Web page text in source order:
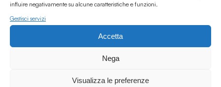
influire negativamente su alcune caratteristiche e funzioni.
Gestisci servizi
Accetta
Nega
Visualizza le preferenze
Associazione Culturale Humus
Via degli Orti 63, Bologna 40137
CF: 03691751204